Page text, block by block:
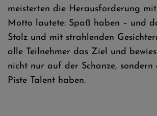
meisterten die Herausforderung
Motto lautete: Spaß haben – und
Stolz und mit strahlenden
alle Teilnehmer das Ziel und
nicht nur auf der Schanze,
Piste Talent haben.